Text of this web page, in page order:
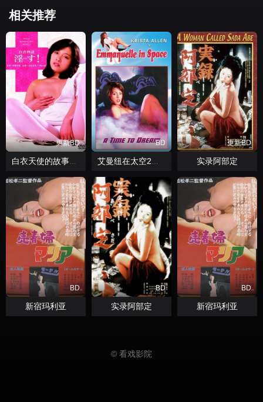
相关推荐
更新BD
白衣天使的故事：下流的行为
BD
艾曼纽在太空2：欲望世界
更新BD
实录阿部定
BD
新宿玛利亚
BD
实录阿部定
BD
新宿玛利亚
© 看戏影院